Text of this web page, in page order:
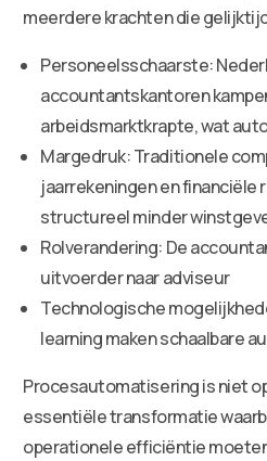
meerdere krachten die
Personeelsschaarste:
accountantskantoren
arbeidsmarktkrapte, wat
Margedruk: Traditionele
jaarrekeningen en financiële
structureel minder
Rolverandering: De
uitvoerder naar adviseur
Technologische
learning maken schaalbare
Procesautomatisering is niet
essentiële transformatie
operationele efficiëntie